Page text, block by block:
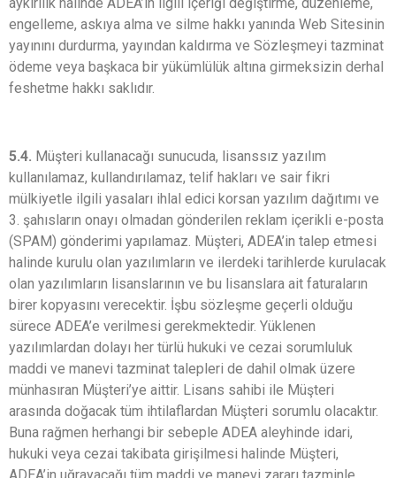
engelleme, askıya alma ve silme hakkı yanında Web Sitesinin
yayınını durdurma, yayından kaldırma ve Sözleşmeyi tazminat
ödeme veya başkaca bir yükümlülük altına girmeksizin derhal
feshetme hakkı saklıdır.
5.4. Müşteri kullanacağı sunucuda, lisanssız yazılım
kullanılamaz, kullandırılamaz, telif hakları ve sair fikri
mülkiyetle ilgili yasaları ihlal edici korsan yazılım dağıtımı ve
3. şahısların onayı olmadan gönderilen reklam içerikli e-posta
(SPAM) gönderimi yapılamaz. Müşteri, ADEA’in talep etmesi
halinde kurulu olan yazılımların ve ilerdeki tarihlerde kurulacak
olan yazılımların lisanslarının ve bu lisanslara ait faturaların
birer kopyasını verecektir. İşbu sözleşme geçerli olduğu
sürece ADEA’e verilmesi gerekmektedir. Yüklenen
yazılımlardan dolayı her türlü hukuki ve cezai sorumluluk
maddi ve manevi tazminat talepleri de dahil olmak üzere
münhasıran Müşteri’ye aittir. Lisans sahibi ile Müşteri
arasında doğacak tüm ihtilaflardan Müşteri sorumlu olacaktır.
Buna rağmen herhangi bir sebeple ADEA aleyhinde idari,
hukuki veya cezai takibata girişilmesi halinde Müşteri,